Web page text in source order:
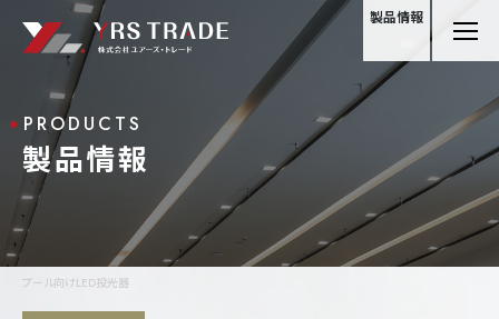
製品情報
プール向けLED投光器
PRODUCTS
製品情報